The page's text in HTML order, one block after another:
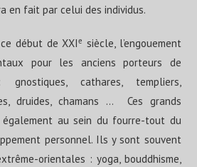
en fait par celui des individus.
début de XXIe siècle, l’engouement
pour les anciens porteurs de
cathares, templiers,
druides, chamans … Ces grands
au sein du fourre-tout du
personnel. Ils y sont souvent
orientales : yoga, bouddhisme,